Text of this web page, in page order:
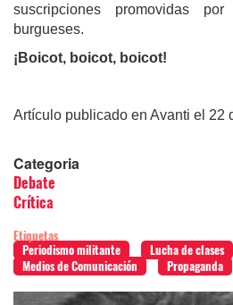
suscripciones promovidas
burgueses.
¡ Boicot, boicot, boicot!
Artículo publicado en Avanti el 22
Categoria
Debate
Crítica
Etiquetas
Periodismo militante
Lucha de clases
Medios de Comunicación
Propaganda